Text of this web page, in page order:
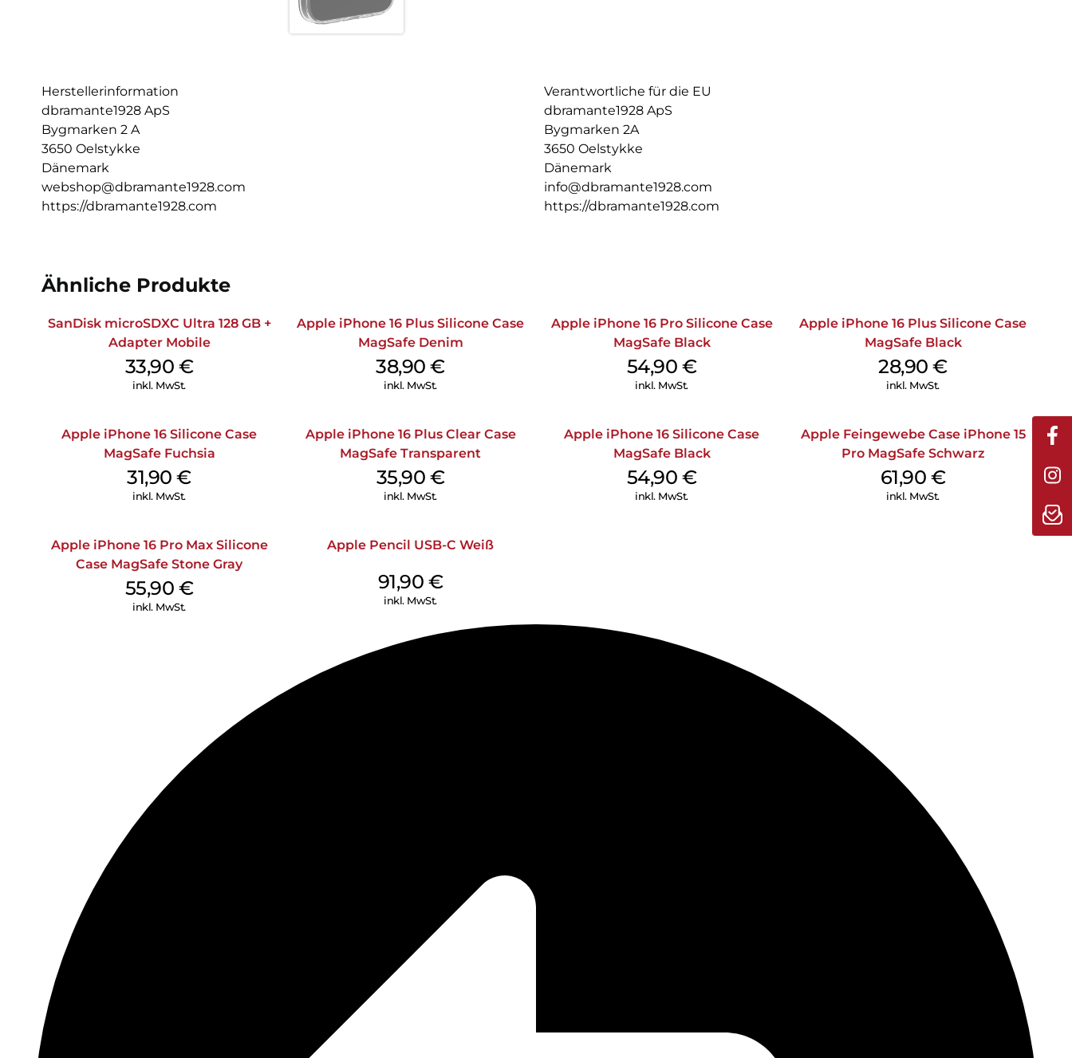
Herstellerinformation
dbramante1928 ApS
Bygmarken 2 A
3650 Oelstykke
Dänemark
webshop@dbramante1928.com
https://dbramante1928.com
Verantwortliche für die EU
dbramante1928 ApS
Bygmarken 2A
3650 Oelstykke
Dänemark
info@dbramante1928.com
https://dbramante1928.com
Ähnliche Produkte
SanDisk microSDXC Ultra 128 GB +
Adapter Mobile
33,90 €
inkl. MwSt.
Apple iPhone 16 Plus Silicone Case
MagSafe Denim
38,90€
inkl. MwSt.
Apple iPhone 16 Pro Silicone Case
MagSafe Black
54,90 €
inkl. MwSt.
Apple iPhone 16 Plus Silicone Case
MagSafe Black
28,90€
inkl. MwSt.
Apple iPhone 16 Silicone Case
MagSafe Fuchsia
31,90€
inkl. MwSt.
Apple iPhone 16 Plus Clear Case
MagSafe Transparent
35,90 €
inkl. MwSt.
Apple iPhone 16 Silicone Case
MagSafe Black
54,90 €
inkl. MwSt.
Apple Feingewebe Case iPhone 15
Pro MagSafe Schwarz
61,90 €
inkl. MwSt.
Apple iPhone 16 Pro Max Silicone
Case MagSafe Stone Gray
55,90 €
inkl. MwSt.
Apple Pencil USB-C Weiß
91,90 €
inkl. MwSt.